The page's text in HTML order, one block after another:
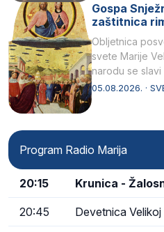
Gospa
zaštitnica
Obljetnica
svete Marije
narodu se
naziv, Sancta
05.08.2026. ·
Program Radio Marija
20:15 Krunica -
20:45 Devetnica